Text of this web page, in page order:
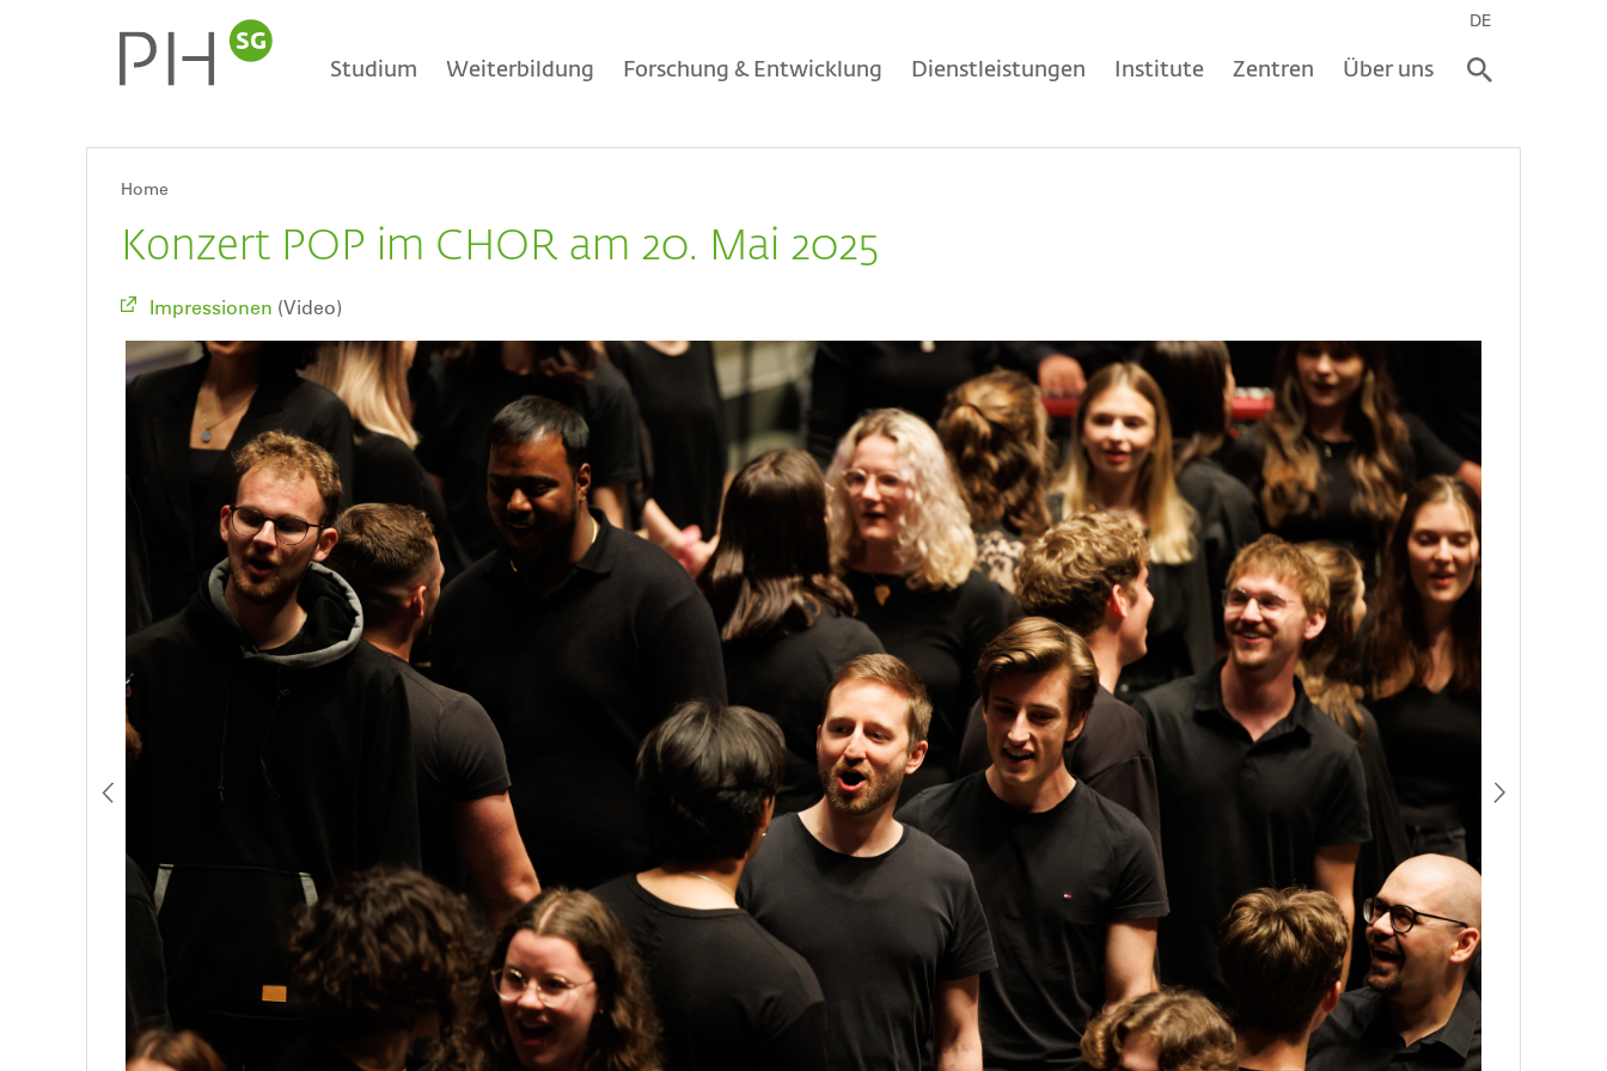
navigation
Studium Weiterbildung Forschung & Entwicklung Dienstleistungen Institute Zentren Über uns
DE
Breadcrumb
Home
Konzert POP im CHOR am 20. Mai 2025
Impressionen (Video)
Bild